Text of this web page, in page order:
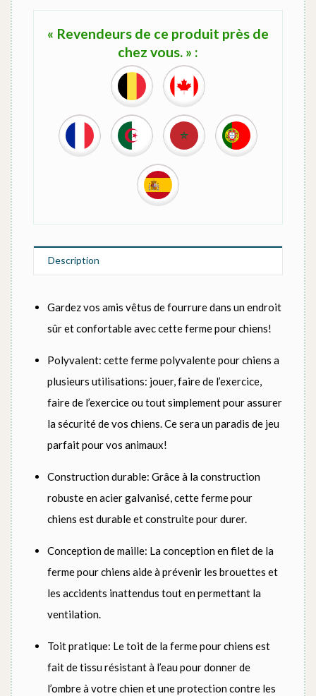
« Revendeurs de ce produit près de
chez vous. » :
Description
Gardez vos amis vêtus de fourrure dans un endroit
sûr et confortable avec cette ferme pour chiens!
Polyvalent: cette ferme polyvalente pour chiens a
plusieurs utilisations: jouer, faire de l’exercice,
faire de l’exercice ou tout simplement pour assurer
la sécurité de vos chiens. Ce sera un paradis de jeu
parfait pour vos animaux!
Construction durable: Grâce à la construction
robuste en acier galvanisé, cette ferme pour
chiens est durable et construite pour durer.
Conception de maille: La conception en filet de la
ferme pour chiens aide à prévenir les brouettes et
les accidents inattendus tout en permettant la
ventilation.
Toit pratique: Le toit de la ferme pour chiens est
fait de tissu résistant à l’eau pour donner de
l’ombre à votre chien et une protection contre les